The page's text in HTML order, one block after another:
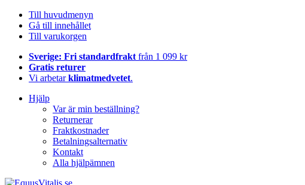
Till huvudmenyn
Gå till innehållet
Till varukorgen
Sverige: Fri standardfrakt från 1 099 kr
Gratis returer
Vi arbetarklimatmedvetet.
Hjälp
Var är min beställning?
Returnerar
Fraktkostnader
Betalningsalternativ
Kontakt
Alla hjälpämnen